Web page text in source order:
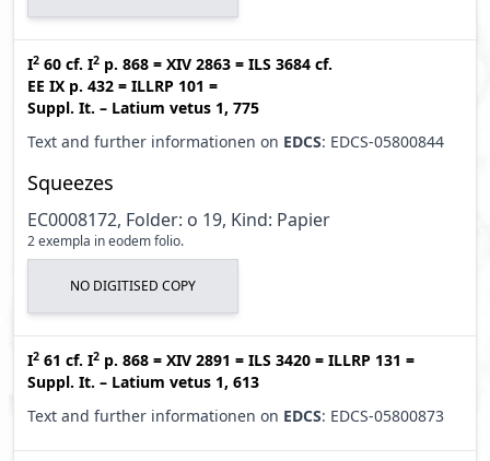
I2 60 cf. I2 p. 868 = XIV 2863 = ILS 3684 cf.
EE IX p. 432 = ILLRP 101 =
Suppl. It. – Latium vetus 1, 775
Text and further informationen on EDCS: EDCS-05800844
Squeezes
EC0008172, Folder: o 19, Kind: Papier
2 exempla in eodem folio.
NO DIGITISED COPY
I2 61 cf. I2 p. 868 = XIV 2891 = ILS 3420 = ILLRP 131 =
Suppl. It. – Latium vetus 1, 613
Text and further informationen on EDCS: EDCS-05800873